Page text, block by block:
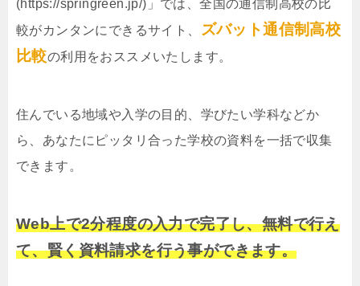
(https://springreen.jp/)」では、全国の通信制高校の比
較がカンタンにできるサイト、
ズバット通信制高校
比較の利用をおススメいたします。
住んでいる地域や入学の目的、学びたい学科などか
ら、あなたにピッタリ合った学校の資料を一括で収集
できます。
Web上で2分程度の入力で完了し、無料で行え
て、賢く資料請求を行う事ができます。